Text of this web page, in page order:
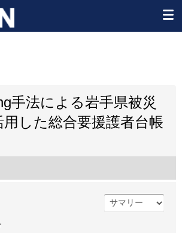
手法による岩手県被災
した総合要援護者台帳